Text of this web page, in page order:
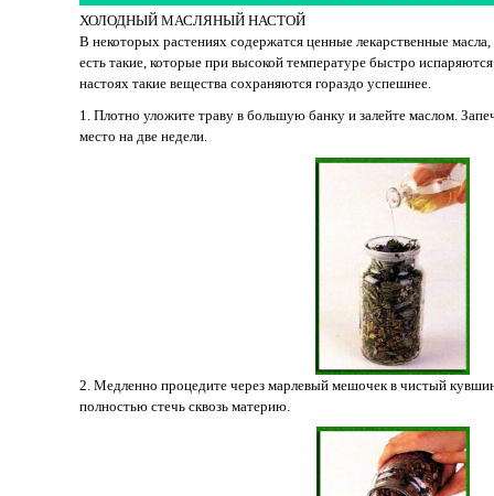
ХОЛОДНЫЙ МАСЛЯНЫЙ НАСТОЙ
В некоторых растениях содержатся ценные лекарственные
есть такие, которые при высокой температуре быстро
настоях такие вещества сохраняются гораздо успешнее.
1. Плотно уложите траву в большую банку и залейте маслом.
место на две недели.
2. Медленно процедите через марлевый мешочек в чистый
полностью стечь сквозь материю.